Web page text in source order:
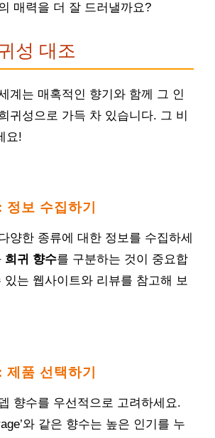
매력을 더 잘 드러낼까요?
성 대조
계는 매혹적인 향기와 함께 그 인
귀성으로 가득 차 있습니다. 그 비
요!
보 수집하기
양한 종류에 대한 정보를 수집하세
희귀 향수를 구분하는 것이 중요합
있는 웹사이트와 리뷰를 참고해 보
품 선택하기
향수를 우선적으로 고려하세요.
와 같은 향수는 높은 인기를 누